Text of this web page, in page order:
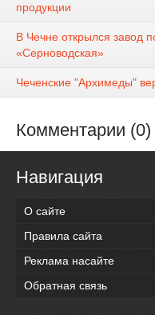
продукции
В Чечне открылся завод
«Серноводская»
Чеченские "Архимеды"
Комментарии (0)
Навигация
О сайте
Правила сайта
Реклама насайте
Обратная связь